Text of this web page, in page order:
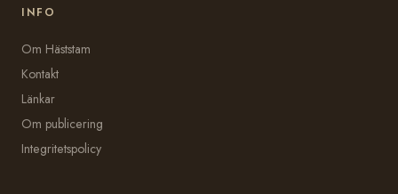
INFO
Om Häststam
Kontakt
Länkar
Om publicering
Integritetspolicy